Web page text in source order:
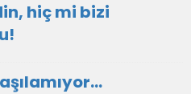
hiç mi bizi